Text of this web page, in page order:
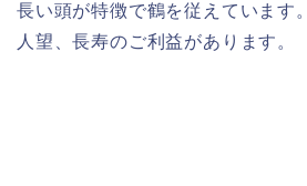
長い頭が特徴で鶴を従えています。
人望、長寿のご利益があります。